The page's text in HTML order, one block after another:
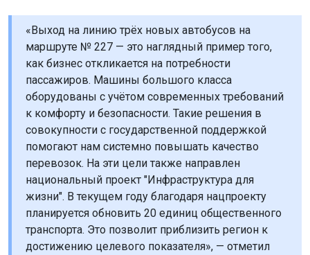
«Выход на линию трёх новых автобусов на
маршруте № 227 — это наглядный пример того,
как бизнес откликается на потребности
пассажиров. Машины большого класса
оборудованы с учётом современных требований
к комфорту и безопасности. Такие решения в
совокупности с государственной поддержкой
помогают нам системно повышать качество
перевозок. На эти цели также направлен
национальный проект "Инфраструктура для
жизни". В текущем году благодаря нацпроекту
планируется обновить 20 единиц общественного
транспорта. Это позволит приблизить регион к
достижению целевого показателя», — отметил